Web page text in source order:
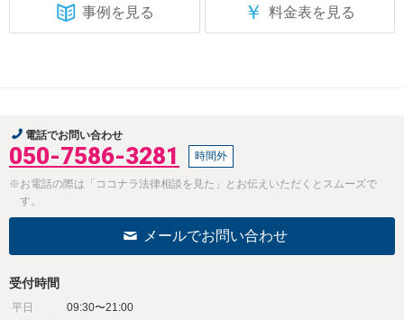
事例を見る ￥ 料金表を見る
電話でお問い合わせ
050-7586-3281 時間外
※お電話の際は「ココナラ法律相談を見た」とお伝えいただくとスムーズで
す。
メールでお問い合わせ
受付時間
平日
09:30〜21:00